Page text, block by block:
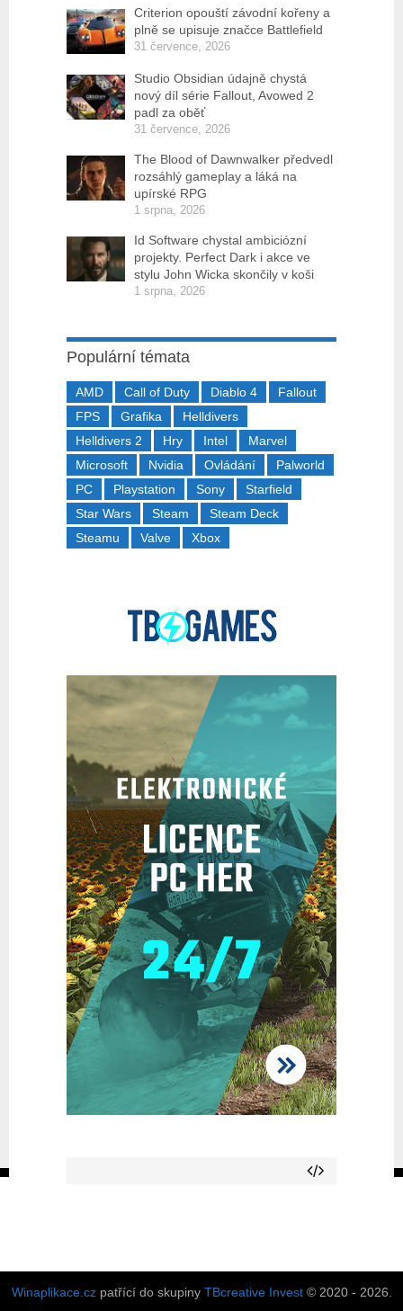
Criterion opouští závodní kořeny a
plně se upisuje značce Battlefield
31 července, 2026
Studio Obsidian údajně chystá
nový díl série Fallout, Avowed 2
padl za oběť
31 července, 2026
The Blood of Dawnwalker předvedl
rozsáhlý gameplay a láká na
upírské RPG
1 srpna, 2026
Id Software chystal ambiciózní
projekty. Perfect Dark i akce ve
stylu John Wicka skončily v koši
1 srpna, 2026
Populární témata
AMD Call of Duty Diablo 4
Fallout
FPS
Grafika
Helldivers
Helldivers 2
Hry Intel
Marvel
Microsoft
Nvidia Ovládání
Palworld
PC
Playstation Sony
Starfield
Star Wars
Steam
Steam Deck
Steamu
Valve Xbox
Winaplikace.czpatřící do skupiny TBcreative Invest© 2020 - 2026.